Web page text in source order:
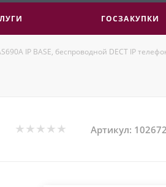
ГОСЗАКУПКИ
IP BASE, беспроводной DECT IP
Артикул: 102672